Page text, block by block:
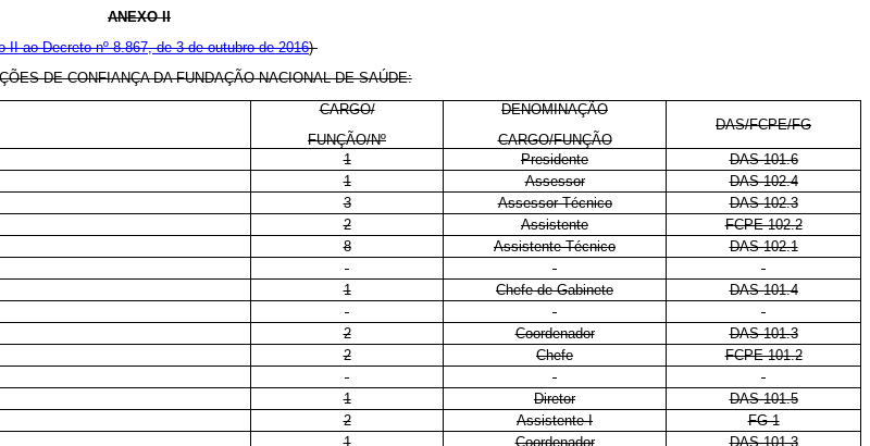
ANEXO II
II ao Decreto nº 8.867, de 3 de outubro de 2016)
DE CONFIANÇA DA FUNDAÇÃO NACIONAL DE SAÚDE:
CARGO/
FUNÇÃO/Nº
DENOMINAÇÃO
CARGO/FUNÇÃO
DAS/FCPE/FG
1 Presidente
DAS 101.6
1
Assessor
DAS 102.4
3
Assessor Técnico
DAS 102.3
2
Assistente
FCPE 102.2
8
Assistente Técnico DAS 102.1
1 Chefe de Gabinete DAS 101.4
2 Coordenador
DAS 101.3
2 Chefe FCPE 101.2
1 Diretor
DAS 101.5
2
Assistente I
FG-1
1 Coordenador DAS 101.3